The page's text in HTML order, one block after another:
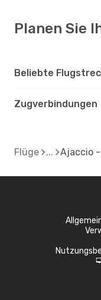
Planen Sie
Beliebte
Zugverbindungen
Flüge Ajaccio